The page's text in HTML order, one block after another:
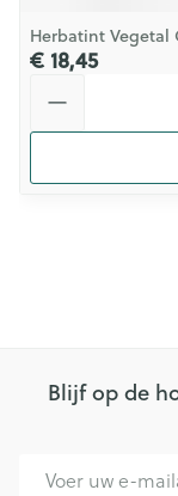
Herbatint Vegetal
€ 18,45
Blijf op de